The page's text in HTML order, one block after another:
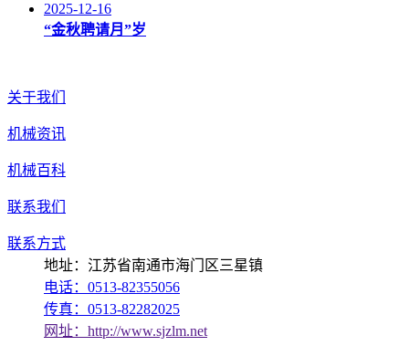
2025-12-16
“金秋聘请月”岁
关于我们
机械资讯
机械百科
联系我们
联系方式
地址：江苏省南通市海门区三星镇
电话：0513-82355056
传真：0513-82282025
网址：http://www.sjzlm.net